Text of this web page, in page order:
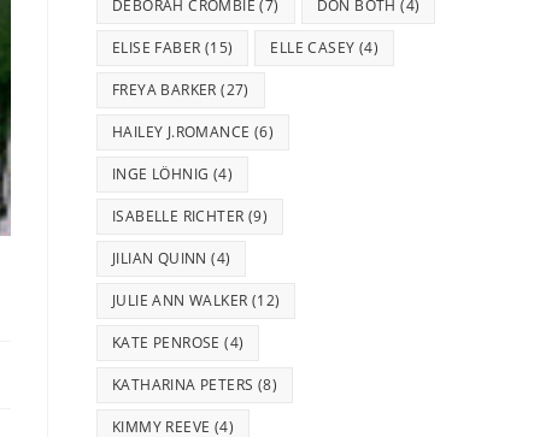
DEBORAH CROMBIE (7) DON BOTH (4)
ELISE FABER (15) ELLE CASEY (4)
FREYA BARKER (27)
HAILEY J.ROMANCE (6)
INGE LÖHNIG (4)
ISABELLE RICHTER (9)
JILIAN QUINN (4)
JULIE ANN WALKER (12)
KATE PENROSE (4)
KATHARINA PETERS (8)
KIMMY REEVE (4)